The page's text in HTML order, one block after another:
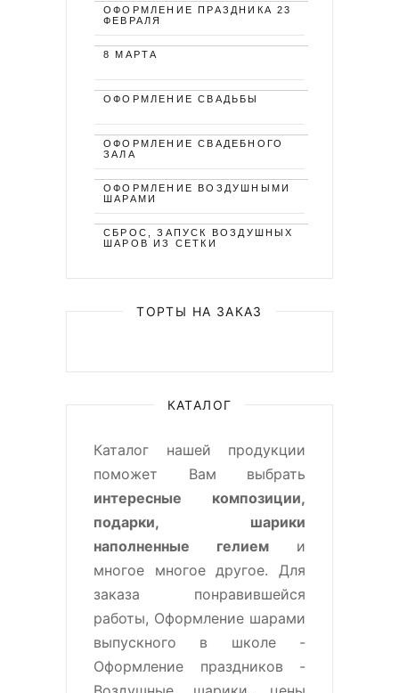
ОФОРМЛЕНИЕ ПРАЗДНИКА 23
ФЕВРАЛЯ
8 МАРТА
ОФОРМЛЕНИЕ СВАДЬБЫ
ОФОРМЛЕНИЕ СВАДЕБНОГО
ЗАЛА
ОФОРМЛЕНИЕ ВОЗДУШНЫМИ
ШАРАМИ
СБРОС, ЗАПУСК ВОЗДУШНЫХ
ШАРОВ ИЗ СЕТКИ
ТОРТЫ НА ЗАКАЗ
КАТАЛОГ
Каталог нашей продукции
поможет Вам выбрать
интересные композиции,
подарки, шарики
наполненные гелием и
многое многое другое. Для
заказа понравившейся
работы, Оформление шарами
выпускного в школе -
Оформление праздников -